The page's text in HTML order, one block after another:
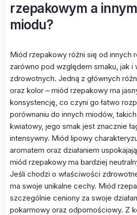
rzepakowym a
miodu?
Miód rzepakowy różni się od innych
zarówno pod względem smaku, jak i
zdrowotnych. Jedną z głównych
oraz kolor – miód rzepakowy ma
konsystencję, co czyni go łatwo
porównaniu do innych miodów,
kwiatowy, jego smak jest znacznie
intensywny. Miód lipowy
aromatem oraz działaniem
miód rzepakowy ma bardziej
Jeśli chodzi o właściwości
ma swoje unikalne cechy. Miód
szczególnie ceniony za swoje
pokarmowy oraz odpornościowy. Z